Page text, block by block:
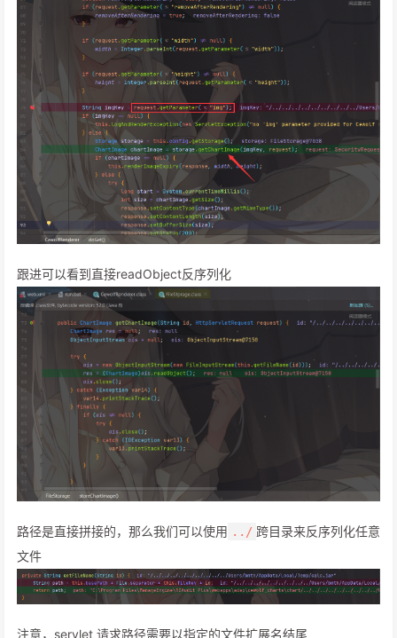
跟进可以看到直接readObject反序列化
路径是直接拼接的，那么我们可以使用 ../ 跨目录来反序列化任意
文件
注意，servlet 请求路径需要以指定的文件扩展名结尾